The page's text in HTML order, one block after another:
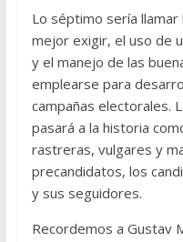
Lo séptimo sería
mejor exigir, el uso de
y el manejo de las
emplearse para
campañas electorales.
pasará a la historia
rastreras, vulgares y
precandidatos, los
y sus seguidores.
Recordemos a Gustav